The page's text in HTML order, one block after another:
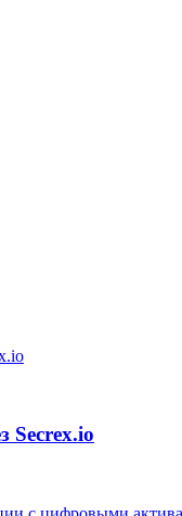
Secrex.io